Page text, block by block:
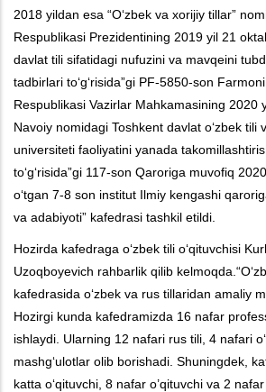
2018 yildan esa “Oʻzbek va xorijiy tillar”
Respublikasi Prezidentining 2019 yil 21
davlat tili sifatidagi nufuzini va mavqeini
tadbirlari toʻgʻrisida”gi PF-5850-son
Respublikasi Vazirlar Mahkamasining 2020
Navoiy nomidagi Toshkent davlat oʻzbek tili
universiteti faoliyatini yanada
toʻgʻrisida”gi 117-son Qaroriga muvofiq
oʻtgan 7-8 son institut Ilmiy kengashi
va adabiyoti” kafedrasi tashkil etildi.
Hozirda kafedraga oʻzbek tili oʻqituvchisi
Uzoqboyevich rahbarlik qilib
kafedrasida oʻzbek va rus tillaridan amaliy
Hozirgi kunda kafedramizda 16 nafar
ishlaydi. Ularning 12 nafari rus tili, 4 nafari
mashgʻulotlar olib borishadi. Shuningdek,
katta oʻqituvchi, 8 nafar o’qituvchi va 2